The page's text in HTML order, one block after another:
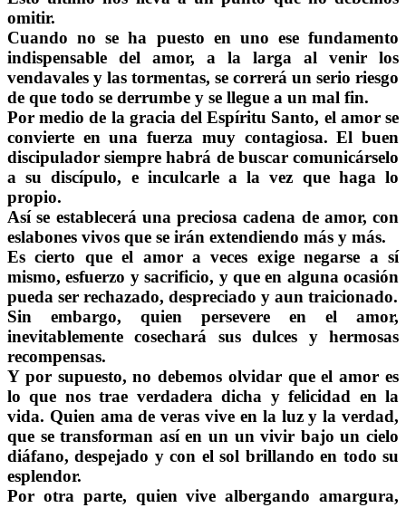
omitir.
Cuando no se ha puesto en uno ese fundamento
indispensable del amor, a la larga al venir los
vendavales y las tormentas, se correrá un serio riesgo
de que todo se derrumbe y se llegue a un mal fin.
Por medio de la gracia del Espíritu Santo, el amor se
convierte en una fuerza muy contagiosa. El buen
discipulador siempre habrá de buscar comunicárselo
a su discípulo, e inculcarle a la vez que haga lo
propio.
Así se establecerá una preciosa cadena de amor, con
eslabones vivos que se irán extendiendo más y más.
Es cierto que el amor a veces exige negarse a sí
mismo, esfuerzo y sacrificio, y que en alguna ocasión
pueda ser rechazado, despreciado y aun traicionado.
Sin embargo, quien persevere en el amor,
inevitablemente cosechará sus dulces y hermosas
recompensas.
Y por supuesto, no debemos olvidar que el amor es
lo que nos trae verdadera dicha y felicidad en la
vida. Quien ama de veras vive en la luz y la verdad,
que se transforman así en un un vivir bajo un cielo
diáfano, despejado y con el sol brillando en todo su
esplendor.
Por otra parte, quien vive albergando amargura,